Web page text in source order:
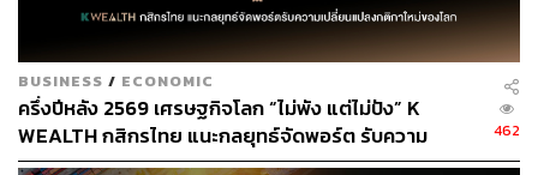
twitter.com/standard_wealth
Instagram:instagram.com/thestandardwealth
Official Line:https://lin.ee/xfPbXUP
BUSINESS / ECONOMIC
ครึ่งปีหลัง 2569 เศรษฐกิจโลก “ไม่พัง แต่ไม่ปัง” K
WEALTH กสิกรไทย แนะกลยุทธ์จัดพอร์ต รับความ
เปลี่ยนแปลงกติกาใหม่ของโลก
462